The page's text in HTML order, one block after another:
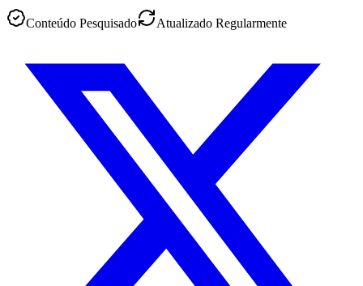
Conteúdo Pesquisado Atualizado Regularmente